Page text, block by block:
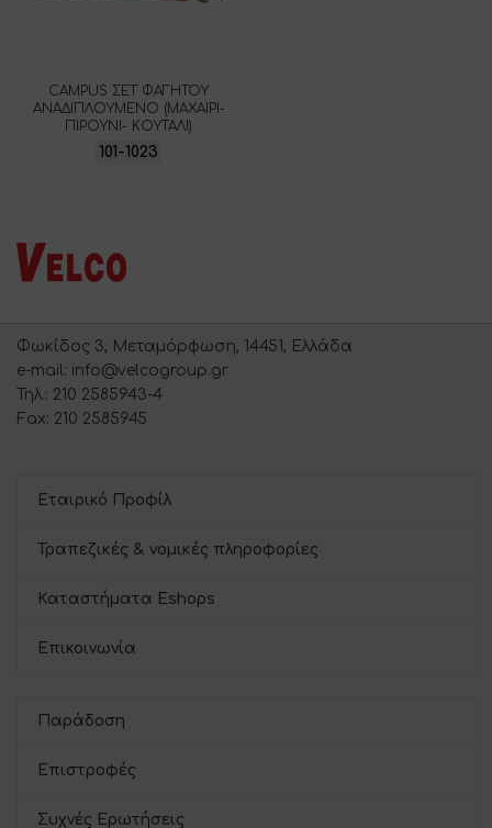
CAMPUS ΣΕΤ ΦΑΓΗΤΟΥ
ΑΝΑΔΙΠΛΟΥΜΕΝΟ (ΜΑΧΑΙΡΙ-
ΠΙΡΟΥΝΙ- ΚΟΥΤΑΛΙ)
101-1023
Φωκίδος 3, Μεταμόρφωση, 14451, Ελλάδα
e-mail: info@velcogroup.gr
Τηλ.: 210 2585943-4
Fax: 210 2585945
Εταιρικό Προφίλ
Τραπεζικές & νομικές πληροφορίες
Καταστήματα Eshops
Επικοινωνία
Παράδοση
Επιστροφές
Συχνές Ερωτήσεις